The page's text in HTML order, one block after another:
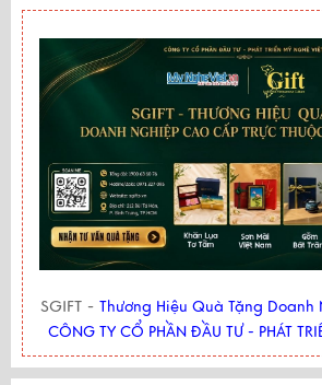
SGIFT - Thương Hiệu Quà Tặng Doanh
CÔNG TY CỔ PHẦN ĐẦU TƯ - PHÁT